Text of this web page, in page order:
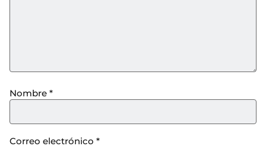
Nombre *
Correo electrónico *